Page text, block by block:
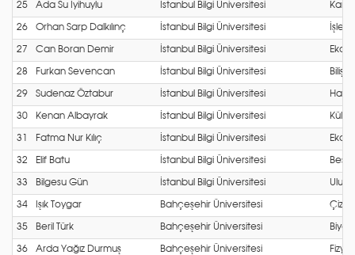
25 Ada Su İyihuylu İstanbul Bilgi Üniversitesi
26 Orhan Sarp Dalkılınç İstanbul Bilgi Üniversitesi
27 Can Boran Demir İstanbul Bilgi Üniversitesi
28 Furkan Sevencan İstanbul Bilgi Üniversitesi
29 Sudenaz Öztabur İstanbul Bilgi Üniversitesi
30 Kenan Albayrak İstanbul Bilgi Üniversitesi
31 Fatma Nur Kılıç İstanbul Bilgi Üniversitesi
32 Elif Batu İstanbul Bilgi Üniversitesi
33 Bilgesu Gün İstanbul Bilgi Üniversitesi
34 Işık Toygar Bahçeşehir Üniversitesi Çizgi
35 Beril Türk Bahçeşehir Üniversitesi
36 Arda Yağız Durmuş Bahçeşehir Üniversitesi